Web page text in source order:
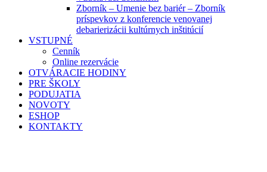
Zborník – Umenie bez bariér – Zborník
príspevkov z konferencie venovanej
debarierizácii kultúrnych inštitúcií
VSTUPNÉ
Cenník
Online rezervácie
OTVÁRACIE HODINY
PRE ŠKOLY
PODUJATIA
NOVOTY
ESHOP
KONTAKTY